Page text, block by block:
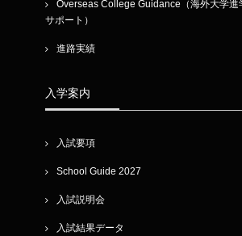
Overseas College Guidance（海外大学進
サポート）
進路実績
入学案内
入試要項
School Guide 2027
入試説明会
入試結果データ